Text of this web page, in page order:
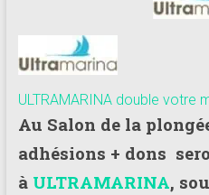
ULTRAMARINA double votre
Au Salon de la
adhésions + dons
à ULTRAMARINA,